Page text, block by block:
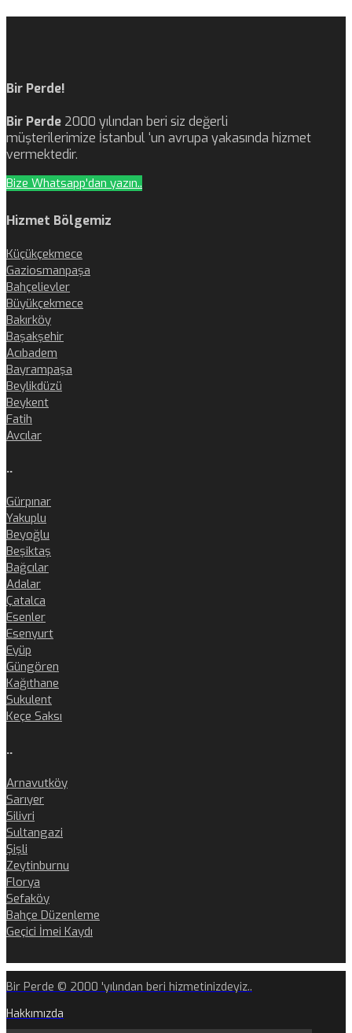
Bir Perde!
Bir Perde 2000 yılından beri siz değerli
müşterilerimize İstanbul ‘un avrupa yakasında hizmet
vermektedir.
Bize Whatsapp'dan yazın..
Hizmet Bölgemiz
Küçükçekmece
Gaziosmanpaşa
Bahçelievler
Büyükçekmece
Bakırköy
Başakşehir
Acıbadem
Bayrampaşa
Beylikdüzü
Beykent
Fatih
Avcılar
..
Gürpınar
Yakuplu
Beyoğlu
Beşiktaş
Bağcılar
Adalar
Çatalca
Esenler
Esenyurt
Eyüp
Güngören
Kağıthane
Sukulent
Keçe Saksı
..
Arnavutköy
Sarıyer
Silivri
Sultangazi
Şişli
Zeytinburnu
Florya
Sefaköy
Bahçe Düzenleme
Geçici İmei Kaydı
Bir Perde © 2000 'yılından beri hizmetinizdeyiz..
Hakkımızda